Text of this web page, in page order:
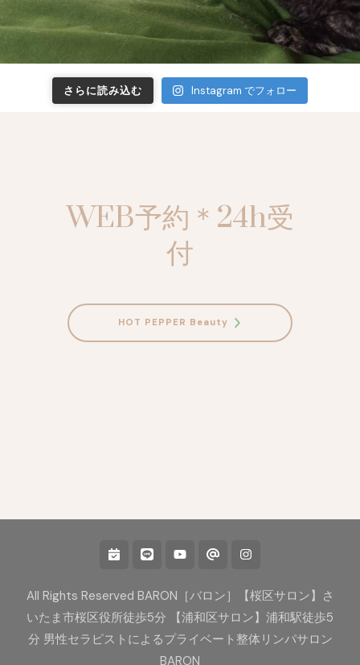
さらに読み込む Instagram でフォロー
WEB予約＊24h受
付
HOT PEPPER Beauty
All Rights Reserved BARON［バロン］【桜区サロン】さ
いたま市桜区役所徒歩5分 【浦和区サロン】浦和駅徒歩5
分 男性セラピストによるプライベート整体リンパサロン
BARON